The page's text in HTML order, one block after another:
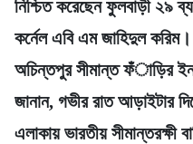
নিশ্চিত করেছেন ফুলবাড়ী ২৯
কর্নেল এবি এম জাহিদুল করিম।
অচিন্তপুর সীমান্ত ফঁাড়ির
জানান, গভীর রাত আড়াইটার
এলাকায় ভারতীয় সীমান্তরক্ষী